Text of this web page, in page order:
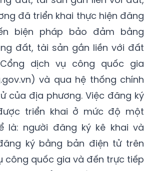
đã triển khai thực hiện đăng
biện pháp bảo đảm bằng
đất, tài sản gắn liền với đất
dịch vụ công quốc gia
và qua hệ thống chính
của địa phương. Việc đăng ký
triển khai ở mức độ một
là: người đăng ký kê khai và
ký bằng bản điện tử trên
công quốc gia và đến trực tiếp